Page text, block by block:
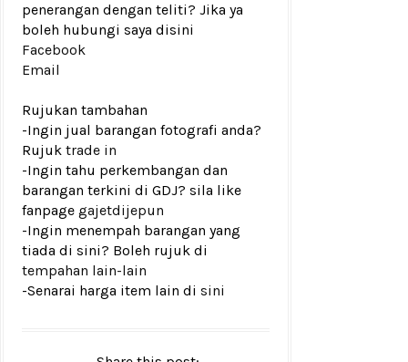
penerangan dengan teliti? Jika ya
boleh hubungi saya disini
Facebook
Email
Rujukan tambahan
-Ingin jual barangan fotografi anda?
Rujuk trade in
-Ingin tahu perkembangan dan
barangan terkini di GDJ? sila like
fanpage gajetdijepun
-Ingin menempah barangan yang
tiada di sini? Boleh rujuk di
tempahan lain-lain
-Senarai harga item lain di sini